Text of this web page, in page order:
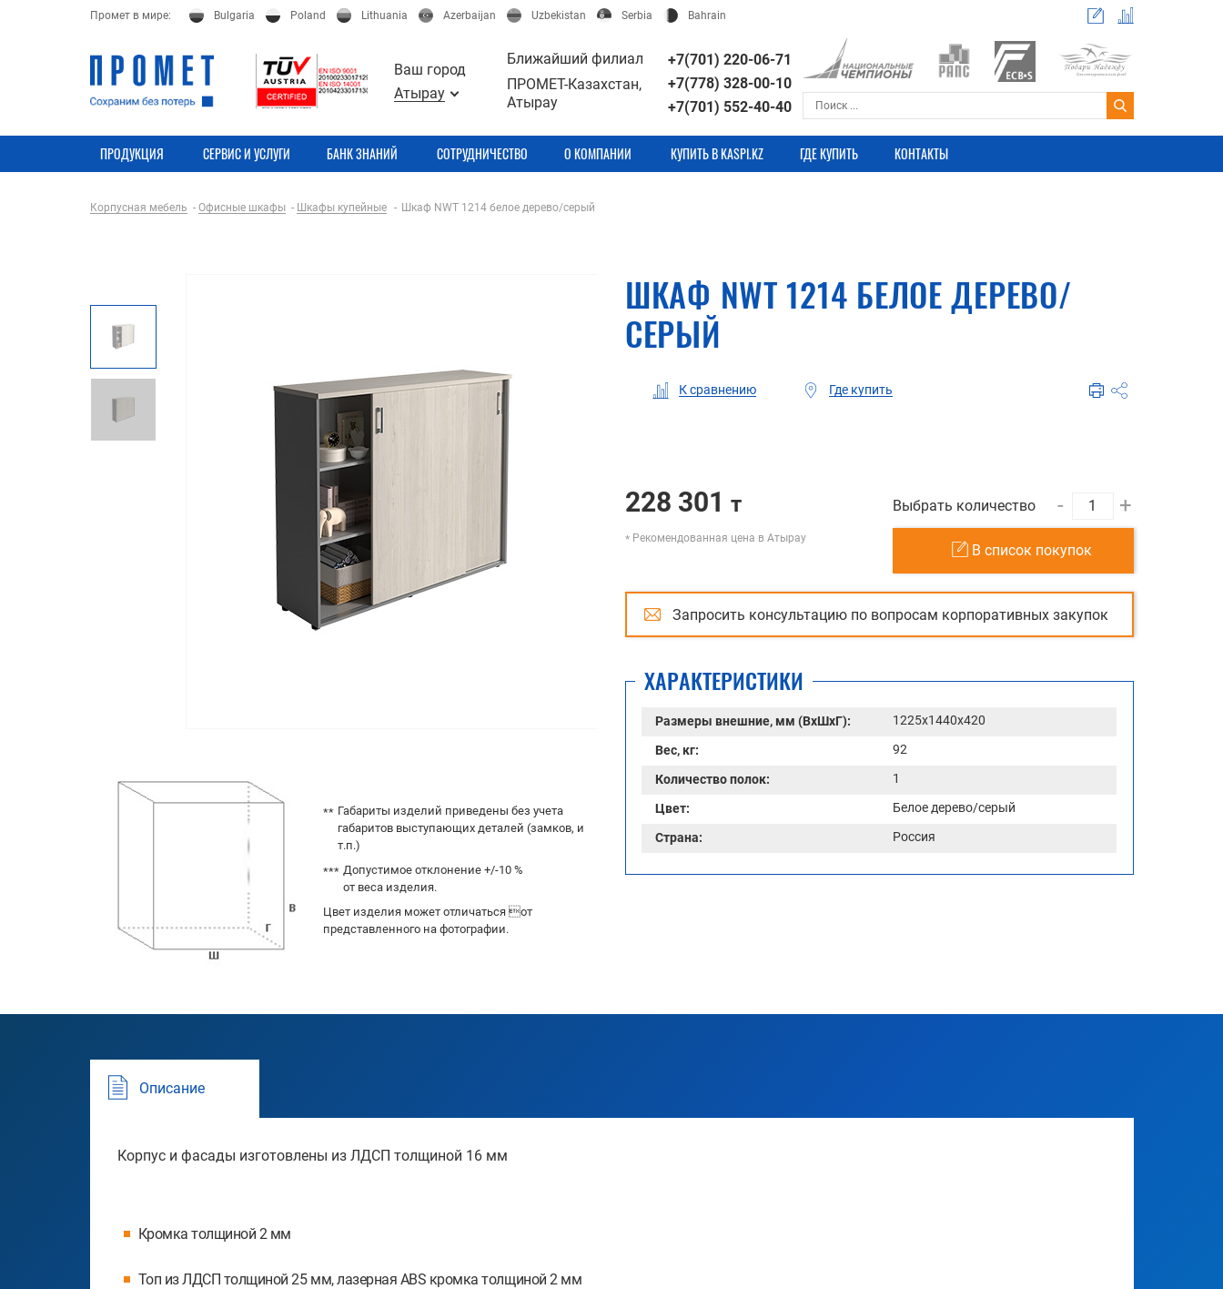
Промет в мире: Bulgaria Poland Lithuania Azerbaijan Uzbekistan Serbia Bahrain
Ваш город
Атырау
Ближайший филиал
ПРОМЕТ-Казахстан,
Атырау
+7(701) 220-06-71
+7(778) 328-00-10
+7(701) 552-40-40
ПРОДУКЦИЯ СЕРВИС И УСЛУГИ БАНК ЗНАНИЙ СОТРУДНИЧЕСТВО О КОМПАНИИ КУПИТЬ В KASPI.KZ ГДЕ КУПИТЬ КОНТАКТЫ
Корпусная мебель Офисные шкафы Шкафы купейные Шкаф NWT 1214 белое дерево/серый
ШКАФ NWT 1214 БЕЛОЕ ДЕРЕВО/
СЕРЫЙ
К сравнению Где купить
228 301 т
Рекомендованная цена в Атырау
Выбрать количество - +
В список покупок
Запросить консультацию по вопросам корпоративных закупок
ХАРАКТЕРИСТИКИ
Размеры внешние, мм (ВхШхГ): 1225x1440x420
Вес, кг: 92
Количество полок: 1
Цвет: Белое дерево/серый
Страна: Россия
Габариты изделий приведены без учета
габаритов выступающих деталей (замков, и
т.п.)
Допустимое отклонение +/-10 %
от веса изделия.
Цвет изделия может отличаться от
представленного на фотографии.
Описание
Корпус и фасады изготовлены из ЛДСП толщиной 16 мм
Кромка толщиной 2 мм
Топ из ЛДСП толщиной 25 мм, лазерная ABS кромка толщиной 2 мм